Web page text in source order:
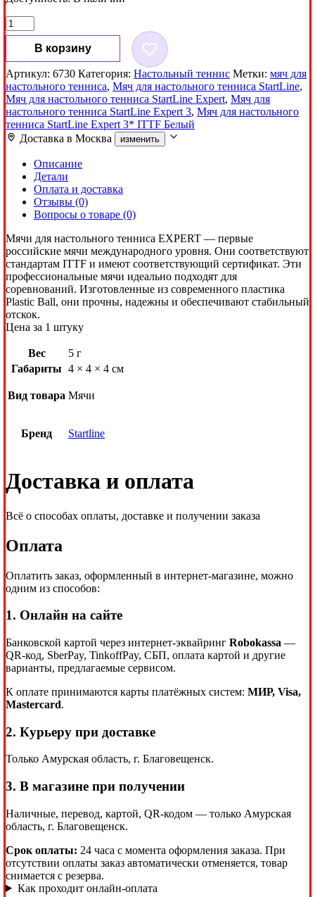
Количество
товара
для
настольного
тенниса
StartLine
Expert
3*
ITTF
Белый
В корзину
Артикул: 6730 Категория: Настольный теннис Метки: мяч для
настольного тенниса, Мяч для настольного тенниса StartLine,
Мяч для настольного тенниса StartLine Expert, Мяч для
настольного тенниса StartLine Expert 3, Мяч для настольного
тенниса StartLine Expert 3* ITTF Белый
Доставка в Москва изменить
Описание
Детали
Оплата и доставка
Отзывы (0)
Вопросы о товаре (0)
Мячи для настольного тенниса EXPERT — первые
российские мячи международного уровня. Они соответствуют
стандартам ITTF и имеют соответствующий сертификат. Эти
профессиональные мячи идеально подходят для
соревнований. Изготовленные из современного пластика
Plastic Ball, они прочны, надежны и обеспечивают стабильный
отскок.
Цена за 1 штуку
Вес
5 г
Габариты 4 × 4 × 4 см
Вид товара Мячи
Бренд Startline
Доставка и оплата
Всё о способах оплаты, доставке и получении заказа
Оплата
Оплатить заказ, оформленный в интернет-магазине, можно
одним из способов:
1. Онлайн на сайте
Банковской картой через интернет-эквайринг Robokassa —
QR-код, SberPay, TinkoffPay, СБП, оплата картой и другие
варианты, предлагаемые сервисом.
К оплате принимаются карты платёжных систем: МИР, Visa,
Mastercard.
2. Курьеру при доставке
Только Амурская область, г. Благовещенск.
3. В магазине при получении
Наличные, перевод, картой, QR-кодом — только Амурская
область, г. Благовещенск.
Срок оплаты: 24 часа с момента оформления заказа. При
отсутствии оплаты заказ автоматически отменяется, товар
снимается с резерва.
Как проходит онлайн-оплата